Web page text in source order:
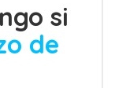
si
de